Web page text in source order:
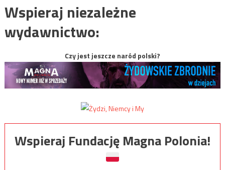
Wspieraj niezależne
wydawnictwo:
Czy jest jeszcze naród polski?
Wspieraj Fundację Magna Polonia!